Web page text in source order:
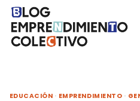
Saltar
contenido
EDUCACIÓN · EMPRENDIMIENTO ·